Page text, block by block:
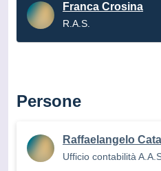
Franca Crosina
R.A.S.
Persone
Raffaelangelo
Ufficio contabilità